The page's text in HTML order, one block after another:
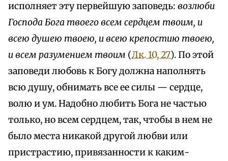
исполняет эту первейшую заповедь: возлюби
Господа Бога твоего всем сердцем твоим, и
всею душею твоею, и всею крепостию твоею,
и всем разумением твоим (Лк. 10, 27). По этой
заповеди любовь к Богу должна наполнять
всю душу, обнимать все ее силы — сердце,
волю и ум. Надобно любить Бога не частью
только, но всем сердцем, так, чтобы в нем не
было места никакой другой любви или
пристрастию, привязанности к каким-